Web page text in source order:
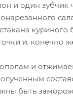
и один зубчик
куриного
и, конечно
и
быть